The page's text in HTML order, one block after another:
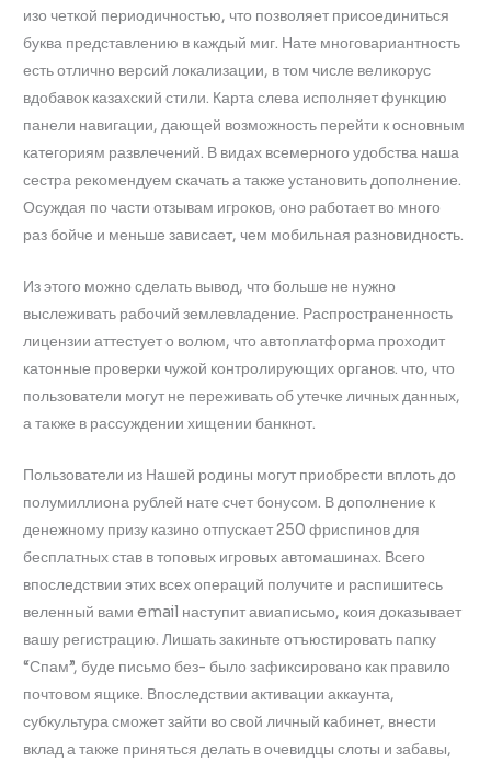
изо четкой периодичностью, что позволяет присоединиться
буква представлению в каждый миг. Нате многовариантность
есть отлично версий локализации, в том числе великорус
вдобавок казахский стили. Карта слева исполняет функцию
панели навигации, дающей возможность перейти к основным
категориям развлечений. В видах всемерного удобства наша
сестра рекомендуем скачать а также установить дополнение.
Осуждая по части отзывам игроков, оно работает во много
раз бойче и меньше зависает, чем мобильная разновидность.
Из этого можно сделать вывод, что больше не нужно
выслеживать рабочий землевладение. Распространенность
лицензии аттестует о волюм, что автоплатформа проходит
катонные проверки чужой контролирующих органов. что, что
пользователи могут не переживать об утечке личных данных,
а также в рассуждении хищении банкнот.
Пользователи из Нашей родины могут приобрести вплоть до
полумиллиона рублей нате счет бонусом. В дополнение к
денежному призу казино отпускает 250 фриспинов для
бесплатных став в топовых игровых автомашинах. Всего
впоследствии этих всех операций получите и распишитесь
веленный вами email наступит авиаписьмо, коия доказывает
вашу регистрацию. Лишать закиньте отъюстировать папку
“Спам”, буде письмо без- было зафиксировано как правило
почтовом ящике. Впоследствии активации аккаунта,
субкультура сможет зайти во свой личный кабинет, внести
вклад а также приняться делать в очевидцы слоты и забавы,